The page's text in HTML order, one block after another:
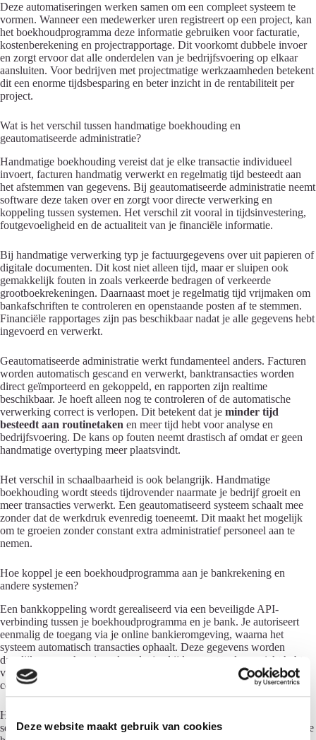
Deze website maakt gebruik van cookies
Deze automatiseringen werken samen om een compleet systeem te
vormen. Wanneer een medewerker uren registreert op een project, kan
het boekhoudprogramma deze informatie gebruiken voor facturatie,
kostenberekening en projectrapportage. Dit voorkomt dubbele invoer
en zorgt ervoor dat alle onderdelen van je bedrijfsvoering op elkaar
aansluiten. Voor bedrijven met projectmatige werkzaamheden betekent
dit een enorme tijdsbesparing en beter inzicht in de rentabiliteit per
project.
Wat is het verschil tussen handmatige boekhouding en
geautomatiseerde administratie?
Handmatige boekhouding vereist dat je elke transactie individueel
invoert, facturen handmatig verwerkt en regelmatig tijd besteedt aan
het afstemmen van gegevens. Bij geautomatiseerde administratie neemt
software deze taken over en zorgt voor directe verwerking en
koppeling tussen systemen. Het verschil zit vooral in tijdsinvestering,
foutgevoeligheid en de actualiteit van je financiële informatie.
Bij handmatige verwerking typ je factuurgegevens over uit papieren of
digitale documenten. Dit kost niet alleen tijd, maar er sluipen ook
gemakkelijk fouten in zoals verkeerde bedragen of verkeerde
grootboekrekeningen. Daarnaast moet je regelmatig tijd vrijmaken om
bankafschriften te controleren en openstaande posten af te stemmen.
Financiële rapportages zijn pas beschikbaar nadat je alle gegevens hebt
ingevoerd en verwerkt.
Geautomatiseerde administratie werkt fundamenteel anders. Facturen
worden automatisch gescand en verwerkt, banktransacties worden
direct geïmporteerd en gekoppeld, en rapporten zijn realtime
beschikbaar. Je hoeft alleen nog te controleren of de automatische
verwerking correct is verlopen. Dit betekent dat je minder tijd
besteedt aan routinetaken en meer tijd hebt voor analyse en
bedrijfsvoering. De kans op fouten neemt drastisch af omdat er geen
handmatige overtyping meer plaatsvindt.
Het verschil in schaalbaarheid is ook belangrijk. Handmatige
boekhouding wordt steeds tijdrovender naarmate je bedrijf groeit en
meer transacties verwerkt. Een geautomatiseerd systeem schaalt mee
zonder dat de werkdruk evenredig toeneemt. Dit maakt het mogelijk
om te groeien zonder constant extra administratief personeel aan te
nemen.
Hoe koppel je een boekhoudprogramma aan je bankrekening en
andere systemen?
Een bankkoppeling wordt gerealiseerd via een beveiligde API-
verbinding tussen je boekhoudprogramma en je bank. Je autoriseert
eenmalig de toegang via je online bankieromgeving, waarna het
systeem automatisch transacties ophaalt. Deze gegevens worden
dagelijks gesynchroniseerd, zodat je altijd een actueel overzicht hebt
van je financiële positie. De verbinding is beveiligd met SSL-
certificaten en vaak extra beschermd met authenticatie via SMS.
Het instellen van een bankkoppeling is eenvoudiger dan het klinkt. Je
selecteert je bank in het boekhoudprogramma, logt in via de beveiligde